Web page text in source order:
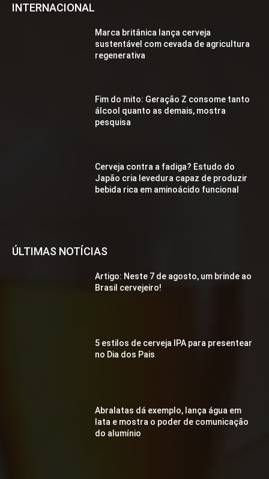
INTERNACIONAL
Marca britânica lança cerveja
sustentável com cevada de agricultura
regenerativa
Fim do mito: Geração Z consome tanto
álcool quanto as demais, mostra
pesquisa
Cerveja contra a fadiga? Estudo do
Japão cria levedura capaz de produzir
bebida rica em aminoácido funcional
ÚLTIMAS NOTÍCIAS
Artigo: Neste 7 de agosto, um brinde ao
Brasil cervejeiro!
5 estilos de cerveja IPA para presentear
no Dia dos Pais
Abralatas dá exemplo, lança água em
lata e mostra o poder de comunicação
do alumínio